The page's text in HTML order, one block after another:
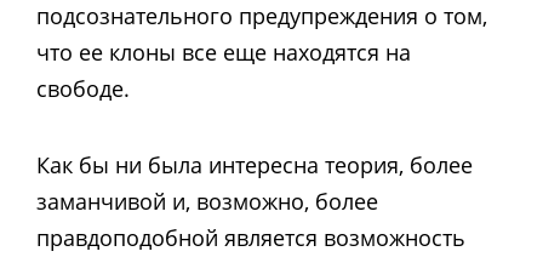
подсознательного предупреждения о том,
что ее клоны все еще находятся на
свободе.
Как бы ни была интересна теория, более
заманчивой и, возможно, более
правдоподобной является возможность